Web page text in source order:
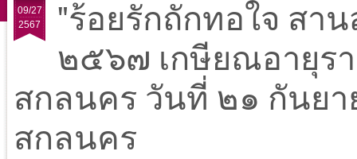
09/27
2567
"ร้อยรักถักทอใจ สา
๒๕๖๗ เกษียณอายุรา
สกลนคร วันที่ ๒๑ กันย
สกลนคร